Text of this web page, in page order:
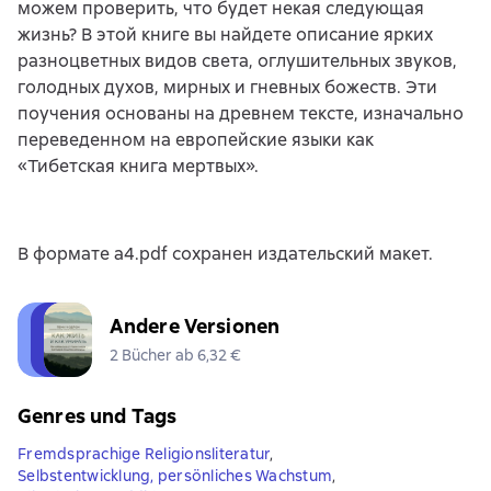
можем проверить, что будет некая следующая
жизнь? В этой книге вы найдете описание ярких
разноцветных видов света, оглушительных звуков,
голодных духов, мирных и гневных божеств. Эти
поучения основаны на древнем тексте, изначально
переведенном на европейские языки как
«Тибетская книга мертвых».
В формате a4.pdf сохранен издательский макет.
Andere Versionen
2 Bücher ab 6,32 €
Genres und Tags
Fremdsprachige Religionsliteratur,
Selbstentwicklung, persönliches Wachstum,